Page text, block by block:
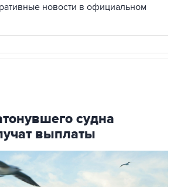
новости в официальном
судна
выплаты